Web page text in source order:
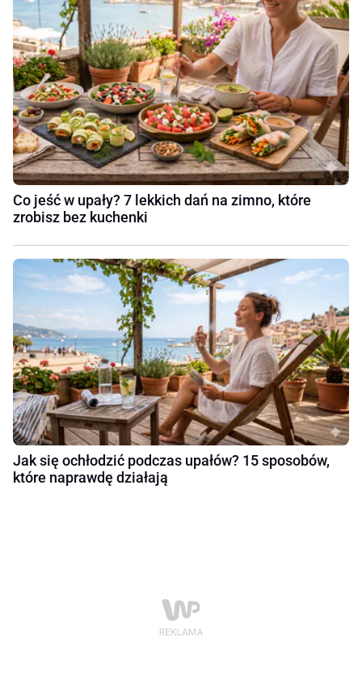
Co jeść w upały? 7 lekkich dań na zimno, które
zrobisz bez kuchenki
Jak się ochłodzić podczas upałów? 15 sposobów,
które naprawdę działają